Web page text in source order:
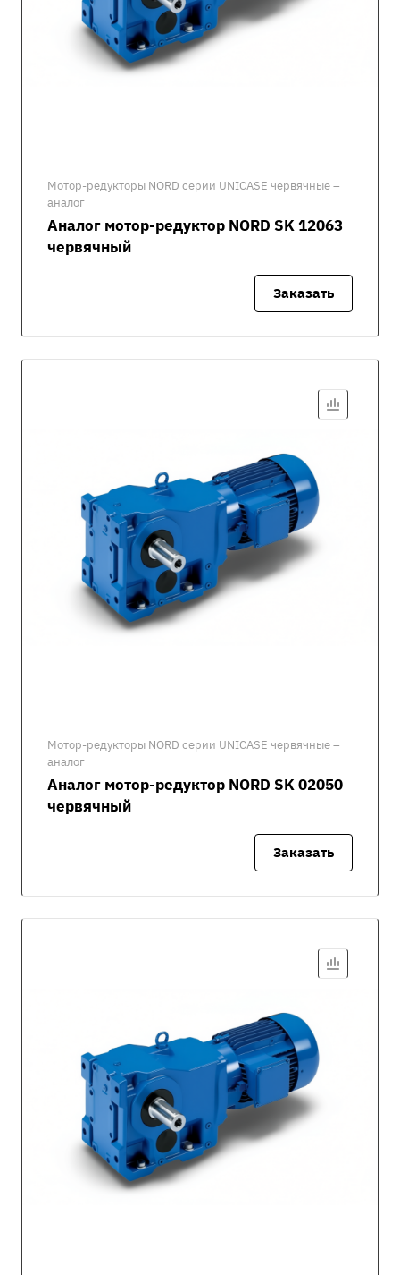
Мотор-редукторы NORD серии UNICASE червячные –
аналог
Аналог мотор-редуктор NORD SK 12063
червячный
Заказать
Мотор-редукторы NORD серии UNICASE червячные –
аналог
Аналог мотор-редуктор NORD SK 02050
червячный
Заказать